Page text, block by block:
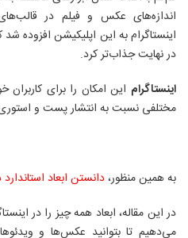
اندازه‌های عکس و فیلم در
اینستاگرام به این اپلیکیشن افزوده شد
در نهایت جذاب‌تر کرد.
اینستاگرام این امکان را برای کاربران
مختلفی نسبت به انتشار پست و استوری
به همین منظور،دانستن ابعاد استاندارد
در این مقاله، ابعاد همه چیز را در
می‌دهیم تا بتوانید عکس‌ها و